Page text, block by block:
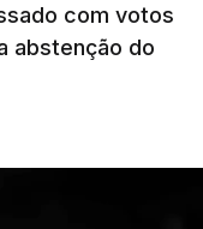
é
alguns
"deve ter
com votos
abstenção do